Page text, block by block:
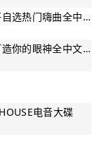
四会DjKenny-国粤语Club音乐三毛仔自选热门嗨曲全中文串烧
廉江DJ牛仔-全粤语ProgHouse音乐打造你的眼神全中文经典老歌串烧
电音大碟